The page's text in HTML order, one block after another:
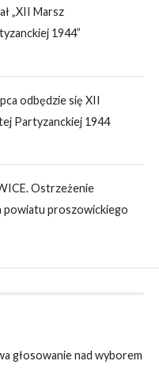
„XII Marsz
1944”
odbędzie się XII
Partyzanckiej 1944
Ostrzeżenie
powiatu proszowickiego
głosowanie nad wyborem